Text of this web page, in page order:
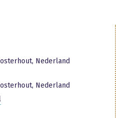
Nederland
Nederland